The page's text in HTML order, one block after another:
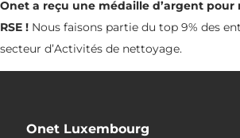
Onet a reçu une médaille d’argent
RSE ! Nous faisons partie du top 9% des
secteur d’Activités de nettoyage.
Onet Luxembourg